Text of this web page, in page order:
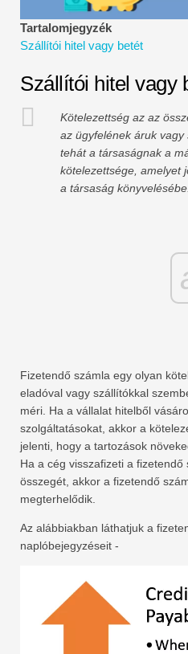
Pénzügyi modellezési
Teljes alak
Kockázatkezelési
Tartalomjegyzék
Szállítói hitel vagy betét
Szállítói hitel vagy
Kötelezettség az az
az ügyfelének áruk vagy
tehát a társaságnak a
kötelezettsége, amelyet
a társaság könyvelésébe.
Fizetendő számla egy olyan
eladóval vagy szállítókkal
méri. Ha a vállalat hitelből
szolgáltatásokat, akkor a
jelenti, hogy a tartozások
Ha a cég visszafizeti a
összegét, akkor a fizetendő
megterhelődik.
Az alábbiakban láthatjuk a
naplóbejegyzéseit -